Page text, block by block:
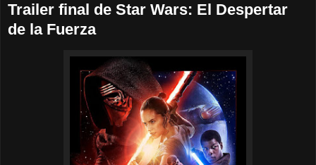
Trailer final de Star Wars: El Despertar
de la Fuerza